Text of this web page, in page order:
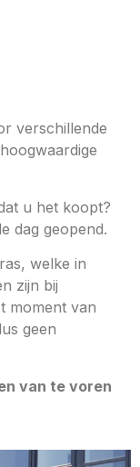
verschillende
u het koopt?
dag geopend.
welke in
zijn bij
moment van
geen
van te voren